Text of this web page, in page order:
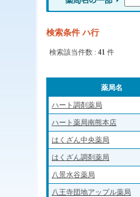
検索条件 ハ行
検索該当件数 : 41 件
薬局名
ハート調剤薬局
ハート薬局南熊本店
はくざん中央薬局
はくざん調剤薬局
八景水谷薬局
八王寺団地アップル薬局